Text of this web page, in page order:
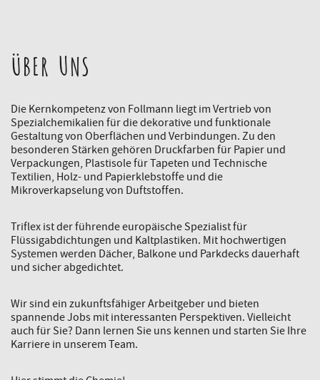
ÜBER UNS
Die Kernkompetenz von Follmann liegt im Vertrieb von
Spezialchemikalien für die dekorative und funktionale
Gestaltung von Oberflächen und Verbindungen. Zu den
besonderen Stärken gehören Druckfarben für Papier und
Verpackungen, Plastisole für Tapeten und Technische
Textilien, Holz- und Papierklebstoffe und die
Mikroverkapselung von Duftstoffen.
Triflex ist der führende europäische Spezialist für
Flüssigabdichtungen und Kaltplastiken. Mit hochwertigen
Systemen werden Dächer, Balkone und Parkdecks dauerhaft
und sicher abgedichtet.
Wir sind ein zukunftsfähiger Arbeitgeber und bieten
spannende Jobs mit interessanten Perspektiven. Vielleicht
auch für Sie? Dann lernen Sie uns kennen und starten Sie Ihre
Karriere in unserem Team.